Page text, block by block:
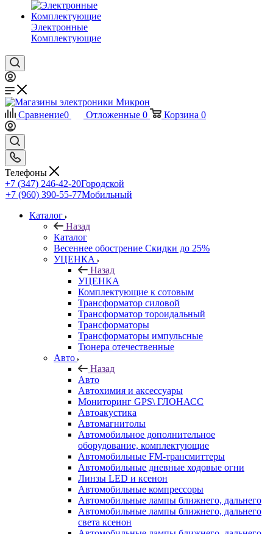
Электронные
Комплектующие
Сравнение0 Отложенные 0 Корзина 0
Телефоны
+7 (347) 246-42-20Городской
+7 (960) 390-55-77Мобильный
Каталог
Назад
Каталог
Весеннее обострение Скидки до 25%
УЦЕНКА
Назад
УЦЕНКА
Комплектующие к сотовым
Трансформатор силовой
Трансформатор тороидальный
Трансформаторы
Трансформаторы импульсные
Тюнера отечественные
Авто
Назад
Авто
Автохимия и аксессуары
Мониторинг GPS\ ГЛОНАСС
Автоакустика
Автомагнитолы
Автомобильное дополнительное
оборудование, комплектующие
Автомобильные FM-трансмиттеры
Автомобильные дневные ходовые огни
Линзы LED и ксенон
Автомобильные компрессоры
Автомобильные лампы ближнего, дальнего
Автомобильные лампы ближнего, дальнего
света ксенон